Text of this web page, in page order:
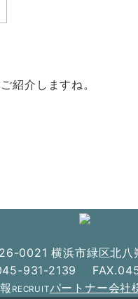
紹介しますね。
0021 横浜市緑区北八
931-2139
RECRUITパートナー会社